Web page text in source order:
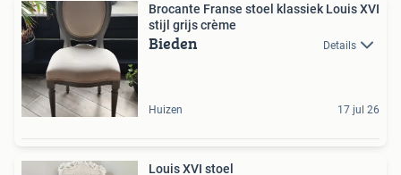
Brocante Franse stoel klassiek Louis XVI
stijl grijs crème
Bieden Details
Huizen 17 jul 26
Louis XVI stoel